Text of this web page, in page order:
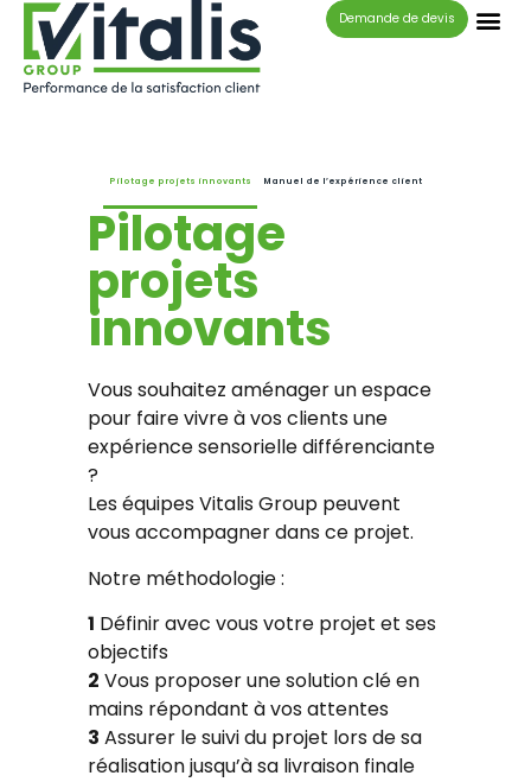
Panneau de gestion des cookies Demande de devis
ACCOMPAGNEMENT
Pilotage
projets
innovants
Vous souhaitez aménager un espace
pour faire vivre à vos clients une
expérience sensorielle différenciante
?
Les équipes Vitalis Group peuvent
vous accompagner dans ce projet.
Notre méthodologie :
1 Définir avec vous votre projet et ses
objectifs
2 Vous proposer une solution clé en
mains répondant à vos attentes
3 Assurer le suivi du projet lors de sa
réalisation jusqu’à sa livraison finale
Pilotage projets innovants Manuel de l’expérience client